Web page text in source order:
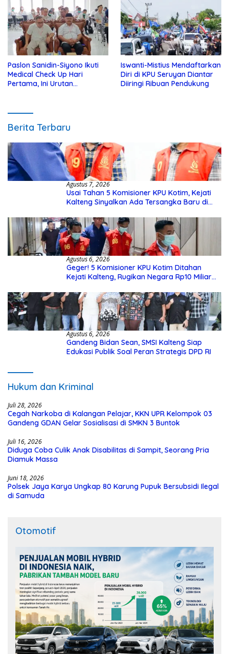
Paslon Sanidin-Siyono Ikuti
Medical Check Up Hari
Pertama, Ini Urutan
Iswanti-Mistius Mendaftarkan
Diri di KPU Seruyan Diantar
Diiringi Ribuan Pendukung
Berita Terbaru
Agustus 7, 2026
Usai Tahan 5 Komisioner KPU Kotim, Kejati
Kalteng Sinyalkan Ada Tersangka Baru di
Agustus 6, 2026
Geger! 5 Komisioner KPU Kotim Ditahan
Kejati Kalteng, Rugikan Negara Rp10 Miliar
Agustus 6, 2026
Gandeng Bidan Sean, SMSI Kalteng Siap
Edukasi Publik Soal Peran Strategis DPD RI
Hukum dan Kriminal
Juli 28, 2026
Cegah Narkoba di Kalangan Pelajar, KKN UPR Kelompok 03
Gandeng GDAN Gelar Sosialisasi di SMKN 3 Buntok
Juli 16, 2026
Diduga Coba Culik Anak Disabilitas di Sampit, Seorang Pria
Diamuk Massa
Juni 18, 2026
Polsek Jaya Karya Ungkap 80 Karung Pupuk Bersubsidi Ilegal
di Samuda
Otomotif